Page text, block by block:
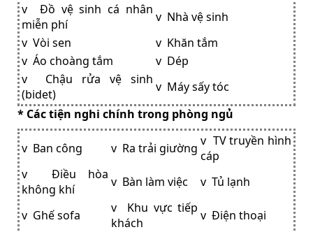
v Đồ vệ sinh cá nhân
miễn phí
v Nhà vệ sinh
v Vòi sen
v Khăn tắm
v Áo choàng tắm
v Dép
v Chậu rửa vệ sinh
(bidet)
v Máy sấy tóc
* Các tiện nghi chính trong phòng ngủ
v Ban công v Ra trải giường v TV truyền hình
cáp
v Điều hòa
không khí
v Bàn làm việc v Tủ lạnh
v Ghế sofa
v Khu vực tiếp
khách
v Điện thoại